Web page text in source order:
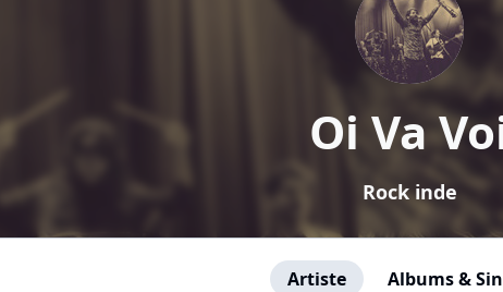
Oi Va
Rock inde
Artiste Albums &